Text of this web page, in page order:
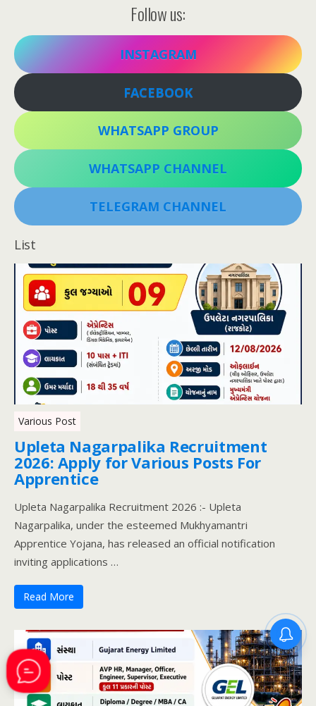
Follow us:
INSTAGRAM
FACEBOOK
WHATSAPP GROUP
WHATSAPP CHANNEL
TELEGRAM CHANNEL
List
Various Post
Upleta Nagarpalika Recruitment
2026: Apply for Various Posts For
Apprentice
Upleta Nagarpalika Recruitment 2026 :- Upleta
Nagarpalika, under the esteemed Mukhyamantri
Apprentice Yojana, has released an official notification
inviting applications …
Read More